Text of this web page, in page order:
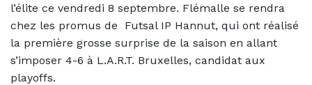
l’élite ce vendredi 8 septembre. Flémalle se rendra
chez les promus de
Futsal IP Hannut, qui ont réalisé
la première grosse surprise de la saison en allant
s’imposer 4-6 à L.A.R.T. Bruxelles, candidat aux
playoffs.